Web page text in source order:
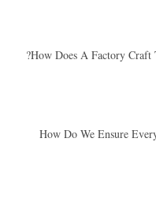
How Does A Factory Craft
How Do We Ensure